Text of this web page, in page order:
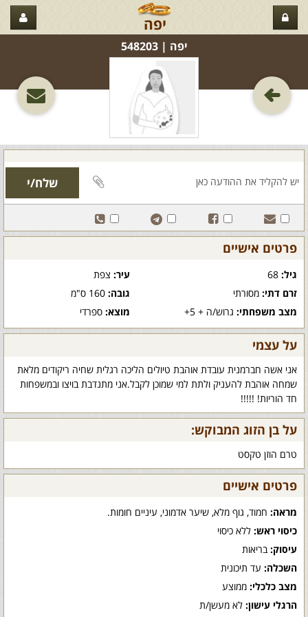
יפה
יפה‏ | 548203
פרטים אישיים
גיל: עיר:צפת
זרם דתי: מסורתי גובה:160 ס"מ
מצב משפחתי: גרוש/ה + 5+ מוצא:ספרדי
על עצמי
אני אשה חברמנית עובדת אוהבת טיולים הליכה רגלית שחיה ריקודים מלאת
שמחה אוהבת להעניק ולתת למי שמוכן לקבל.אני מתנדבת בויצו ובמשפחות
חד הוריות! !!!!!
על בן הזוג המבוקש:
טרם הוזן טקסט
פרטים אישיים
מראה: חמוד, גוף מלא, שיער אדמוני, עיניים חומות.
כיסוי ראש: ללא כיסוי
עיסוק: בריאות
השכלה: עד תיכונית
מצב כלכלי: ממוצע
הרגלי עישון: לא מעשן/ת